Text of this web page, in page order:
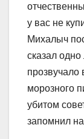
у вас не
Михалыч
сказал
прозвучало
морозного
убитом
запомнил